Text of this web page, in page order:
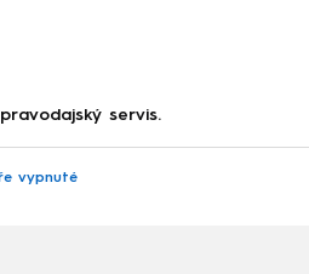
servis.
vypnuté